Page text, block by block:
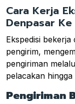
Cara Kerja
Denpasar
Ekspedisi
pengirim,
pengiriman
pelacakan
Pengiriman